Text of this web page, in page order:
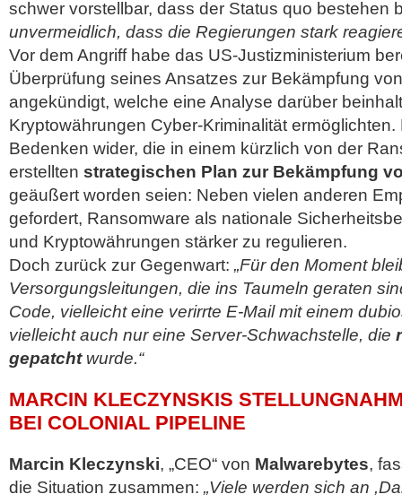
schwer vorstellbar, dass der Status quo bestehen
unvermeidlich, dass die Regierungen stark
Vor dem Angriff habe das US-Justizministerium
Überprüfung seines Ansatzes zur Bekämpfung
angekündigt, welche eine Analyse darüber
Kryptowährungen Cyber-Kriminalität
Bedenken wider, die in einem kürzlich von der
erstellten strategischen Plan zur Bekämpfung
geäußert worden seien: Neben vielen anderen
gefordert, Ransomware als nationale
und Kryptowährungen stärker zu regulieren.
Doch zurück zur Gegenwart: „Für den Moment
Versorgungsleitungen, die ins Taumeln geraten
Code, vielleicht eine verirrte E-Mail mit einem
vielleicht auch nur eine Server-Schwachstelle, die
gepatchtwurde.“
MARCIN KLECZYNSKIS
BEI COLONIAL PIPELINE
Marcin Kleczynski, „CEO“ von Malwarebytes,
die Situation zusammen: „Viele werden sich an